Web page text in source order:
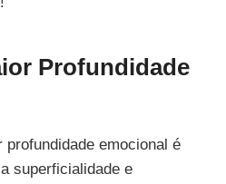
Profundidade
profundidade emocional é
superficialidade e